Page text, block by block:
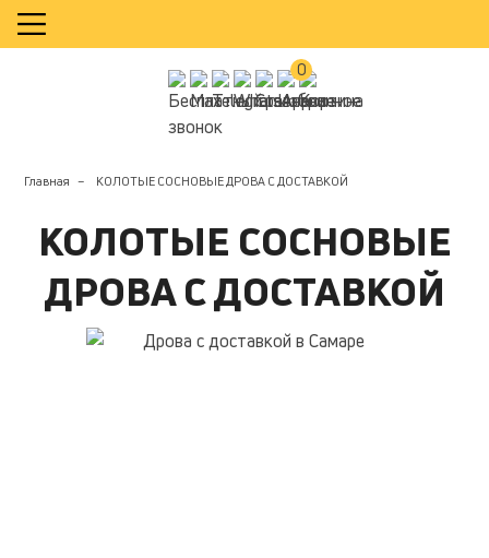
0
Главная КОЛОТЫЕ СОСНОВЫЕ ДРОВА С ДОСТАВКОЙ
КОЛОТЫЕ СОСНОВЫЕ
ДРОВА С ДОСТАВКОЙ